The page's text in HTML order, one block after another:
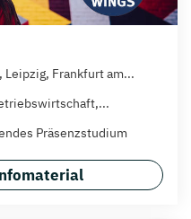
Leipzig, Frankfurt am...
Präsenzstudium